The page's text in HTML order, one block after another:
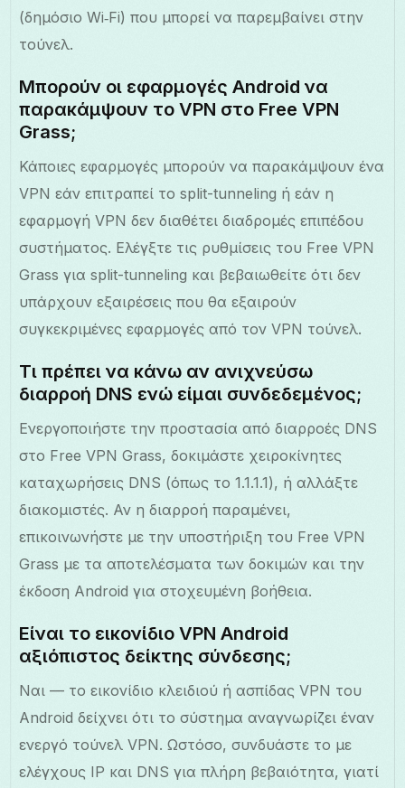
(δημόσιο Wi‑Fi) που μπορεί να παρεμβαίνει στην
τούνελ.
Μπορούν οι εφαρμογές Android να
παρακάμψουν το VPN στο Free VPN
Grass;
Κάποιες εφαρμογές μπορούν να παρακάμψουν ένα
VPN εάν επιτραπεί το split-tunneling ή εάν η
εφαρμογή VPN δεν διαθέτει διαδρομές επιπέδου
συστήματος. Ελέγξτε τις ρυθμίσεις του Free VPN
Grass για split-tunneling και βεβαιωθείτε ότι δεν
υπάρχουν εξαιρέσεις που θα εξαιρούν
συγκεκριμένες εφαρμογές από τον VPN τούνελ.
Τι πρέπει να κάνω αν ανιχνεύσω
διαρροή DNS ενώ είμαι συνδεδεμένος;
Ενεργοποιήστε την προστασία από διαρροές DNS
στο Free VPN Grass, δοκιμάστε χειροκίνητες
καταχωρήσεις DNS (όπως το 1.1.1.1), ή αλλάξτε
διακομιστές. Αν η διαρροή παραμένει,
επικοινωνήστε με την υποστήριξη του Free VPN
Grass με τα αποτελέσματα των δοκιμών και την
έκδοση Android για στοχευμένη βοήθεια.
Είναι το εικονίδιο VPN Android
αξιόπιστος δείκτης σύνδεσης;
Ναι — το εικονίδιο κλειδιού ή ασπίδας VPN του
Android δείχνει ότι το σύστημα αναγνωρίζει έναν
ενεργό τούνελ VPN. Ωστόσο, συνδυάστε το με
ελέγχους IP και DNS για πλήρη βεβαιότητα, γιατί